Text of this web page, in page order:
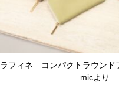
ラフィネ コンパクトラウンド
micより